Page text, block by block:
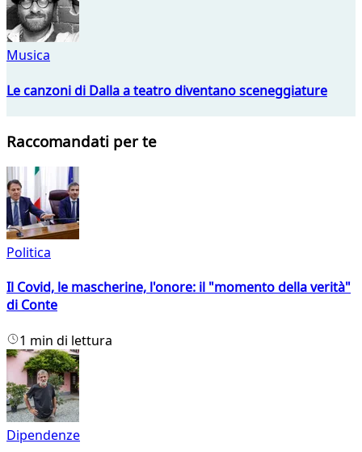
Musica
Le canzoni di Dalla a teatro diventano sceneggiature
Raccomandati per te
Politica
Il Covid, le mascherine, l'onore: il "momento della verità"
di Conte
1 min di lettura
Dipendenze